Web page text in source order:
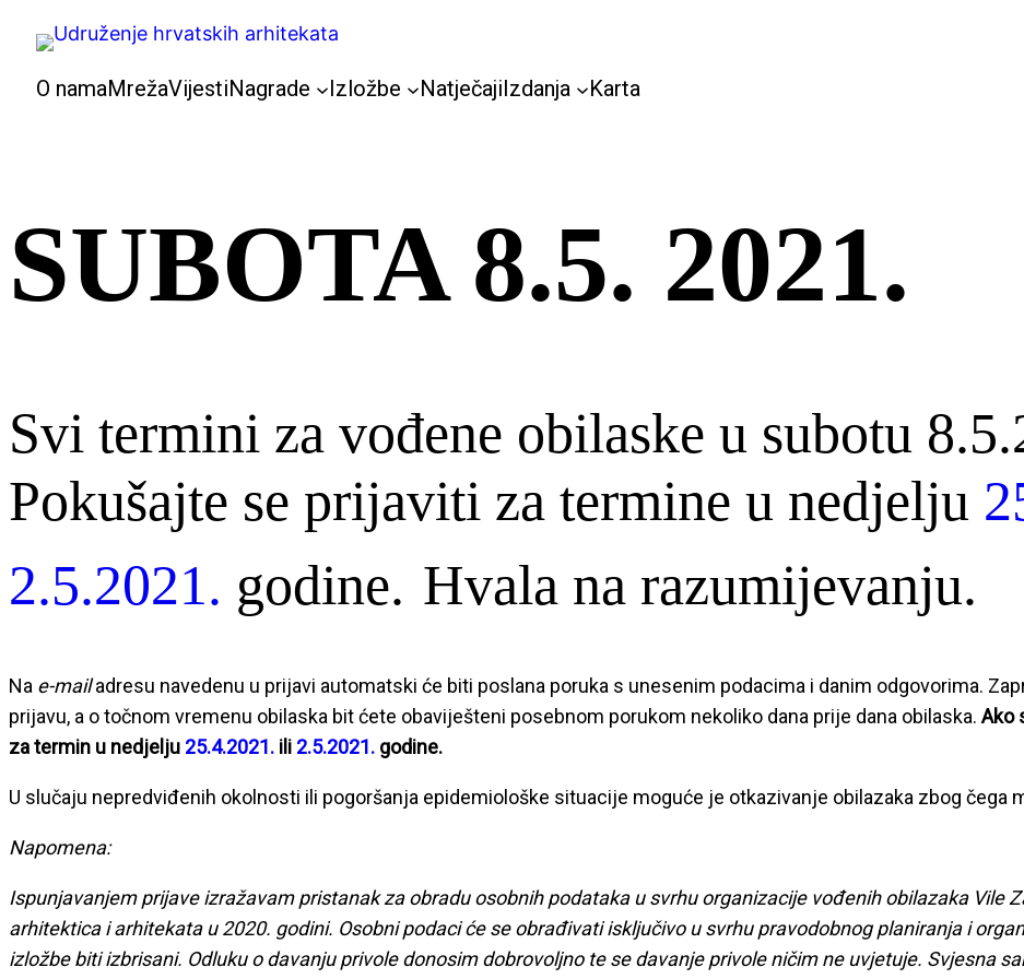
Skoči
sadržaja
O namaMrežaVijestiNagrade Izložbe NatječajiIzdanja Karta
SUBOTA 8.5. 2021.
Svi termini za vođene obilaske u subotu
Pokušajte se prijaviti za termine u nedjelju
2.5.2021. godine. Hvala na razumijevanju.
Na e-mailadresu navedenu u prijavi automatski će biti poslana poruka s unesenim podacima i danim odgovorima.
prijavu, a o točnom vremenu obilaska bit ćete obaviješteni posebnom porukom nekoliko dana prije dana obilaska. Ako
za termin u nedjelju 25.4.2021. ili 2.5.2021. godine.
U slučaju nepredviđenih okolnosti ili pogoršanja epidemiološke situacije moguće je otkazivanje obilazaka zbog čega
Napomena:
Ispunjavanjem prijave izražavam pristanak za obradu osobnih podataka u svrhu organizacije vođenih obilazaka Vile
arhitektica i arhitekata u 2020. godini. Osobni podaci će se obrađivati isključivo u svrhu pravodobnog planiranja i
izložbe biti izbrisani. Odluku o davanju privole donosim dobrovoljno te se davanje privole ničim ne uvjetuje. Svjesna